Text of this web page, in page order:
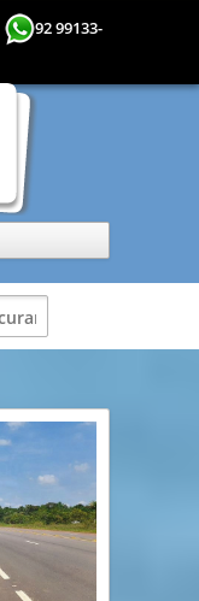
92 99133-